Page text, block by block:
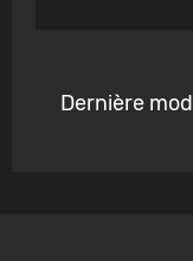
Dernière